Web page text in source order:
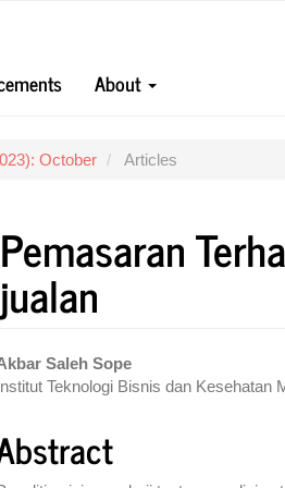
About
October Articles
Saleh Sope
Teknologi Bisnis dan Kesehatan